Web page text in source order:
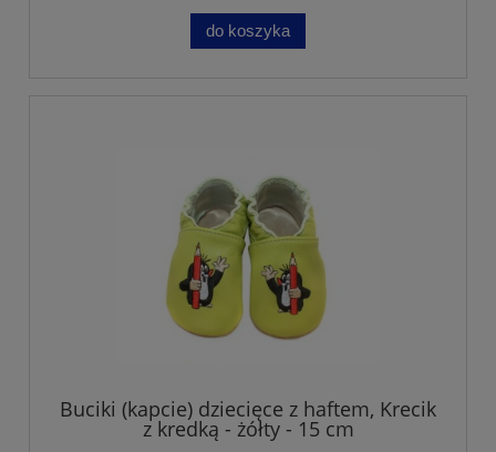
do koszyka
Buciki (kapcie) dziecięce z haftem, Krecik
z kredką - żółty - 15 cm